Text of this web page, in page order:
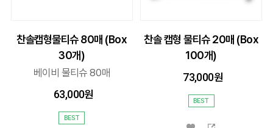
찬솔캡형물티슈 80매 (Box
30개)
베이비 물티슈 80매
63,000
BEST
찬솔 캡형 물티슈 20매 (Box
100개)
73,000
BEST